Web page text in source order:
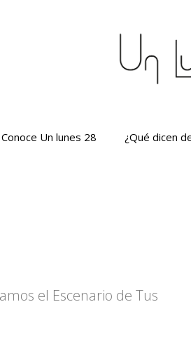
Conoce Un lunes 28 ¿Qué dicen
el Escenario de Tus